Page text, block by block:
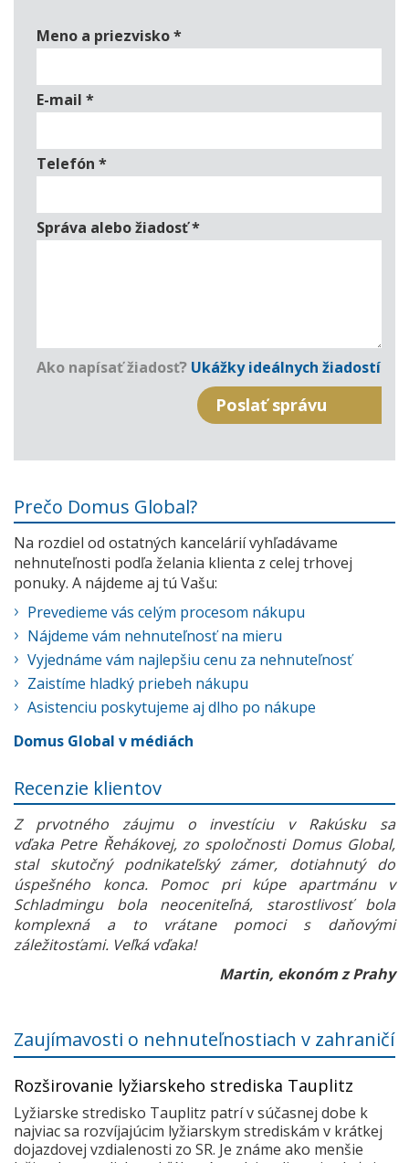
Meno a priezvisko*
E-mail *
Telefón *
Správa alebo žiadosť*
Ako napísať žiadosť? Ukážky ideálnych žiadostí
Prečo Domus Global?
Na rozdiel od ostatných kancelárií vyhľadávame
nehnuteľnosti podľa želania klienta z celej trhovej
ponuky. A nájdeme aj tú Vašu:
Prevedieme vás celým procesom nákupu
Nájdeme vám nehnuteľnosť na mieru
Vyjednáme vám najlepšiu cenu za nehnuteľnosť
Zaistíme hladký priebeh nákupu
Asistenciu poskytujeme aj dlho po nákupe
Domus Global v médiách
Recenzie klientov
Z prvotného záujmu o investíciu v Rakúsku sa
vďaka Petre Řehákovej, zo spoločnosti Domus Global,
stal skutočný podnikateľský zámer, dotiahnutý do
úspešného konca. Pomoc pri kúpe apartmánu v
Schladmingu bola neoceniteľná, starostlivosť bola
komplexná a to vrátane pomoci s daňovými
záležitosťami. Veľká vďaka!
Martin, ekonóm z Prahy
Zaujímavosti o nehnuteľnostiach v zahraničí
Rozširovanie lyžiarskeho strediska Tauplitz
Lyžiarske stredisko Tauplitz patrí v súčasnej dobe k
najviac sa rozvíjajúcim lyžiarskym strediskám v krátkej
dojazdovej vzdialenosti zo SR. Je známe ako menšie